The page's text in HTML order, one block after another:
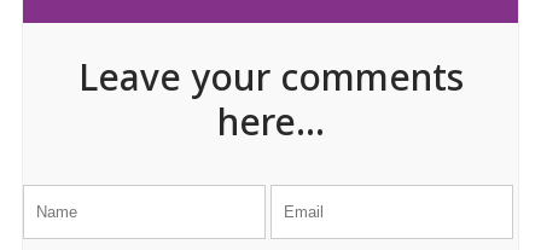
Leave your comments
here...